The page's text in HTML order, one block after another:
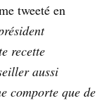
tweeté en
recette
aussi
comporte que de